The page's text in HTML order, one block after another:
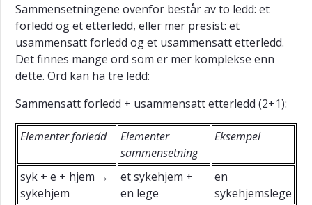
Sammensetningene ovenfor består av to ledd: et
forledd og et etterledd, eller mer presist: et
usammensatt forledd og et usammensatt etterledd.
Det finnes mange ord som er mer komplekse enn
dette. Ord kan ha tre ledd:
Sammensatt forledd + usammensatt etterledd (2+1):
Elementer forledd
Elementer
sammensetning
Eksempel
syk + e + hjem →
sykehjem
et sykehjem +
en lege
en
sykehjemslege